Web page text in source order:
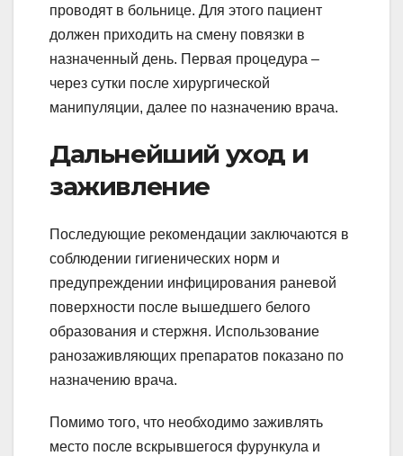
проводят в больнице. Для этого пациент
должен приходить на смену повязки в
назначенный день. Первая процедура –
через сутки после хирургической
манипуляции, далее по назначению врача.
Дальнейший уход и
заживление
Последующие рекомендации заключаются в
соблюдении гигиенических норм и
предупреждении инфицирования раневой
поверхности после вышедшего белого
образования и стержня. Использование
ранозаживляющих препаратов показано по
назначению врача.
Помимо того, что необходимо заживлять
место после вскрывшегося фурункула и